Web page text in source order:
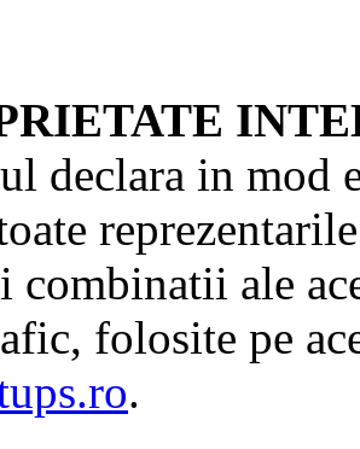
declara in mod
combinatii ale
folosite pe
.